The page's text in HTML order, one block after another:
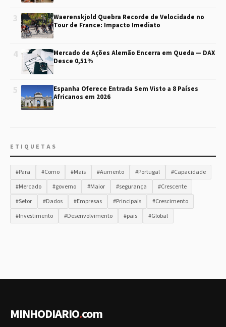
3
Waerenskjold Quebra Recorde de Velocidade no
Tour de France: Impacto Imediato
4
Mercado de Ações Alemão Encerra em Queda — DAX
Desce 0,51%
5
Espanha Oferece Entrada Sem Visto a 8 Países
Africanos em 2026
ETIQUETAS
#Para #Como #Mais #Aumento #Portugal
#Capacidade
#Mercado
#governo #Maior #segurança
#Crescente
#Setor
#Dados #Empresas #Principais
#Crescimento
#Investimento
#Desenvolvimento #pais #Global
MINHODIARIO.com